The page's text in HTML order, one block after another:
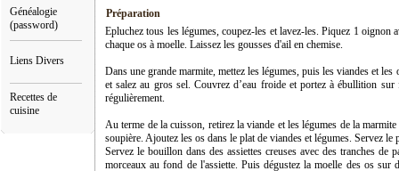
Généalogie
(password)
Liens Divers
Recettes de
cuisine
Préparation
Epluchez tous les légumes, coupez-les et lavez-les. Piquez 1
chaque os à moelle. Laissez les gousses d'ail en chemise.
Dans une grande marmite, mettez les légumes, puis les viandes et
et salez au gros sel. Couvrez d’eau froide et portez à ébullition
régulièrement.
Au terme de la cuisson, retirez la viande et les légumes de la
soupière. Ajoutez les os dans le plat de viandes et légumes. Servez
Servez le bouillon dans des assiettes creuses avec des tranches
morceaux au fond de l'assiette. Puis dégustez la moelle des os